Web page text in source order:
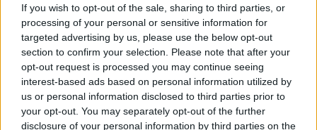
If you wish to opt-out of the sale, sharing to third parties, or
processing of your personal or sensitive information for
targeted advertising by us, please use the below opt-out
section to confirm your selection. Please note that after your
opt-out request is processed you may continue seeing
interest-based ads based on personal information utilized by
us or personal information disclosed to third parties prior to
your opt-out. You may separately opt-out of the further
disclosure of your personal information by third parties on the